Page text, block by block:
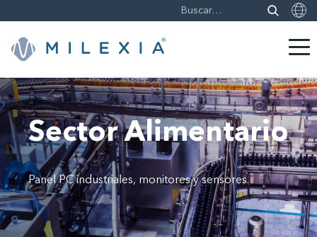
Saltar
a
contenidoSector Alimentario
Panel PC industriales, monitores y sensores.